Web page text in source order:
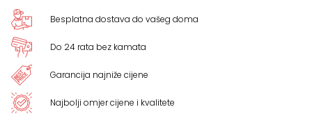
Besplatna dostava do vašeg doma
Do 24 rata bez kamata
Garancija najniže cijene
Najbolji omjer cijene i kvalitete